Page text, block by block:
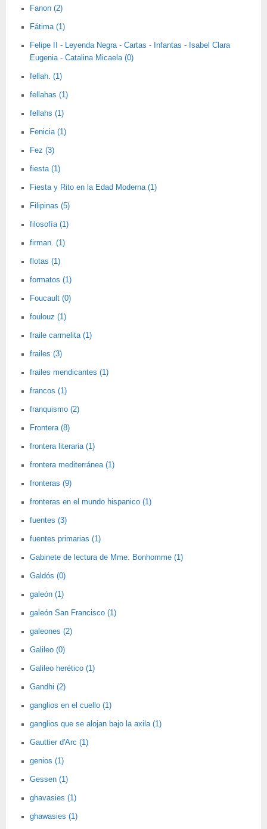
Fanon (2)
Fátima (1)
Felipe II - Leyenda Negra - Cartas - Infantas - Isabel Clara
Eugenia - Catalina Micaela (0)
fellah. (1)
fellahas (1)
fellahs (1)
Fenicia (1)
Fez (3)
fiesta (1)
Fiesta y Rito en la Edad Moderna (1)
Filipinas (5)
filosofía (1)
firman. (1)
flotas (1)
formatos (1)
Foucault (0)
foulouz (1)
fraile carmelita (1)
frailes (3)
frailes mendicantes (1)
francos (1)
franquismo (2)
Frontera (8)
frontera literaria (1)
frontera mediterránea (1)
fronteras (9)
fronteras en el mundo hispanico (1)
fuentes (3)
fuentes primarias (1)
Gabinete de lectura de Mme. Bonhomme (1)
Galdós (0)
galeón (1)
galeón San Francisco (1)
galeones (2)
Galileo (0)
Galileo herético (1)
Gandhi (2)
ganglios en el cuello (1)
ganglios que se alojan bajo la axila (1)
Gauttier d'Arc (1)
genios (1)
Gessen (1)
ghavasies (1)
ghawasies (1)